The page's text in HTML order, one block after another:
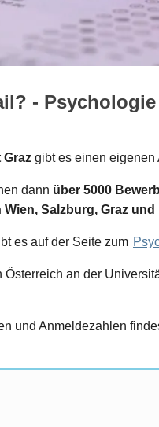
- Psychologie
Graz gibt es einen eigenen
dann über 5000
Wien, Salzburg, Graz
es auf der Seite zum
an der
und Anmeldezahlen